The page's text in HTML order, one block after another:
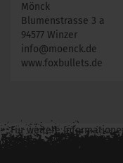
Mönck
Blumenstrasse 3 a
94577 Winzer
info@moenck.de
www.foxbullets.de
Für weitere
zu diesem Artikel.